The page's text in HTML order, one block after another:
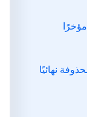
مؤخرًا
نهائيًا